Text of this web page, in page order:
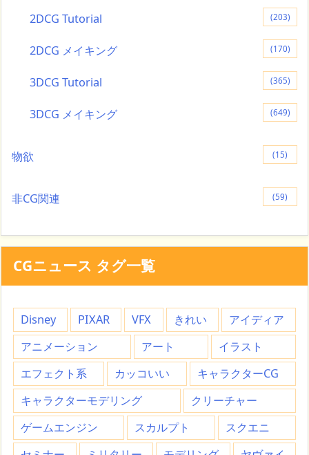
2DCG Tutorial
(203)
2DCG メイキング (170)
3DCG Tutorial (365)
3DCG メイキング (649)
物欲 (15)
非CG関連 (59)
CGニュース タグ一覧
Disney PIXAR VFX きれい
アイディア
アニメーション
アート
イラスト
エフェクト系
カッコいい
キャラクターCG
キャラクターモデリング
クリーチャー
ゲームエンジン
スカルプト
スクエニ